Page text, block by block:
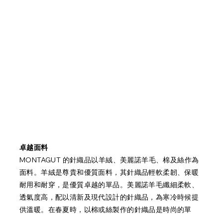
卓越面料
MONTAGUT 的針織品以羊絨、美麗諾羊毛、棉及絲作為
面料。羊絨是尊貴和優質面料，其針織品輕軟柔韌、保暖
耐用和耐穿，是優質卓越的單品。美麗諾羊毛纖細柔軟、
透氣度高，配以清新及現代設計的針織品，為寒冷時候提
供溫暖。在春夏時，以棉或絲製作的針織品是時尚的單